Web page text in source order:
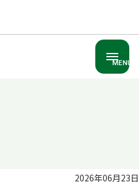
MENU
2026年06月23日